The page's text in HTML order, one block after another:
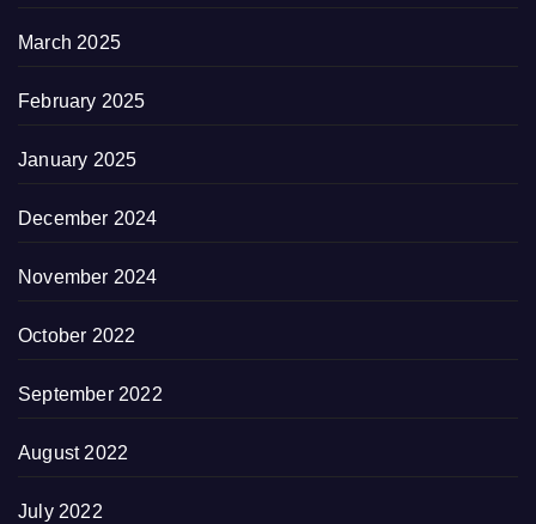
March 2025
February 2025
January 2025
December 2024
November 2024
October 2022
September 2022
August 2022
July 2022